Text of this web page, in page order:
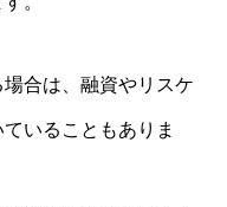
合は、融資やリスケ
いることもありま